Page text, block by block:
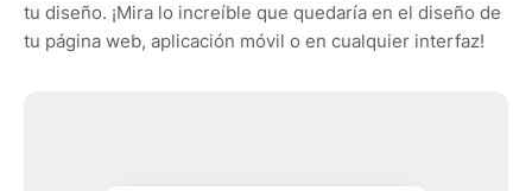
tu diseño. ¡Mira lo increíble que quedaría en el diseño de
tu página web, aplicación móvil o en cualquier interfaz!